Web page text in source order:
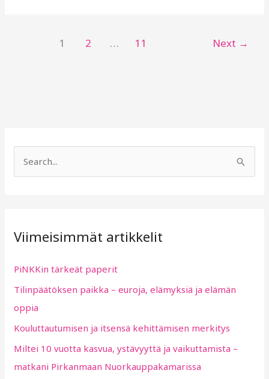
1 2 … 11 Next →
c
f
o
r
:
Viimeisimmät artikkelit
PiNKKin tärkeät paperit
Tilinpäätöksen paikka – euroja, elämyksiä ja elämän
oppia
Kouluttautumisen ja itsensä kehittämisen merkitys
Miltei 10 vuotta kasvua, ystävyyttä ja vaikuttamista –
matkani Pirkanmaan Nuorkauppakamarissa